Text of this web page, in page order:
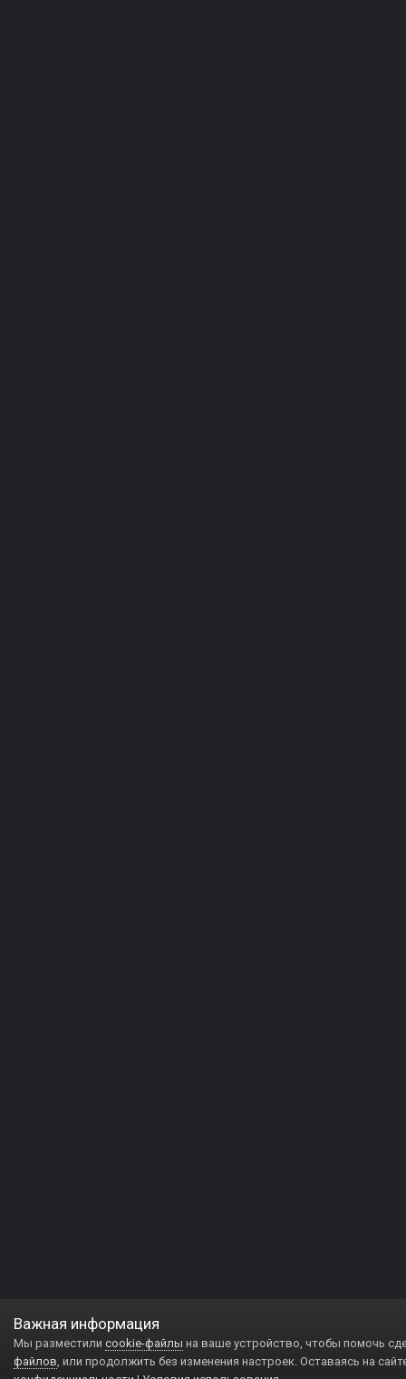
Важная информация
Мы разместили cookie-файлы на ваше устройство, чтобы помочь
файлов, или продолжить без изменения настроек. Оставаясь на